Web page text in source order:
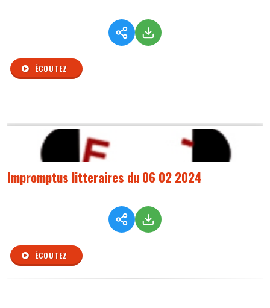
ÉCOUTEZ
Impromptus litteraires du 06 02 2024
ÉCOUTEZ